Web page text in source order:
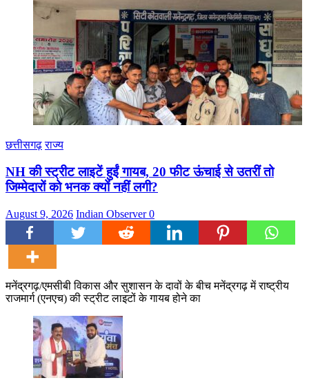
छत्तीसगढ़ राज्य
NH की स्ट्रीट लाइटें हुईं गायब, 20 फीट ऊंचाई से उतरीं तो
जिम्मेदारों को भनक क्यों नहीं लगी?
August 9, 2026 Indian Observer0
मनेंद्रगढ़/एमसीबी विकास और सुशासन के दावों के बीच मनेंद्रगढ़ में राष्ट्रीय
राजमार्ग (एनएच) की स्ट्रीट लाइटों के गायब होने का